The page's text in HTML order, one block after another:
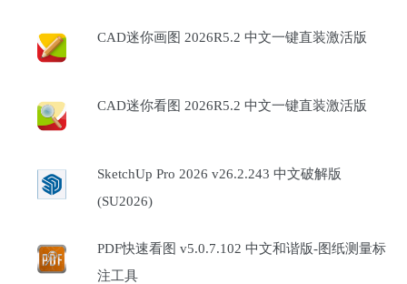
CAD迷你画图 2026R5.2 中文一键直装激活版
CAD迷你看图 2026R5.2 中文一键直装激活版
SketchUp Pro 2026 v26.2.243 中文破解版
(SU2026)
PDF快速看图 v5.0.7.102 中文和谐版-图纸测量标
注工具